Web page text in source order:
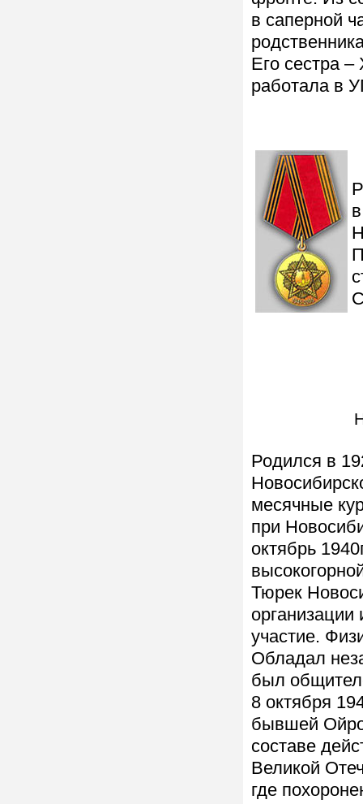
в саперной
Его сестра
работала в
Родился в
месячные
при
октябрь
Тюрек
организации
участие.
Обладал
был
8 октября
бывшей
составе
Великой
где